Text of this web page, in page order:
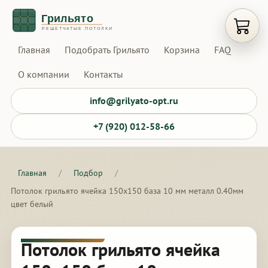
Главная Подобрать Грильято Корзина FAQ
О компании Контакты
info@grilyato-opt.ru
+7 (920) 012-58-66
Главная / Подбор
/
Потолок грильято ячейка 150х150 база 10 мм металл 0.40мм
цвет белый
Потолок грильято ячейка